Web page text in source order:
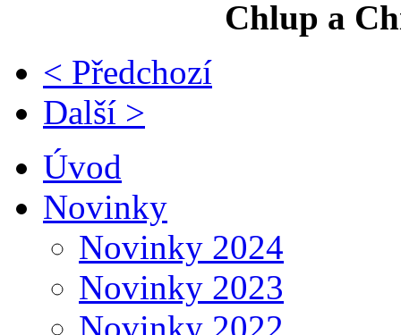
Chlup a
< Předchozí
Další >
Úvod
Novinky
Novinky 2024
Novinky 2023
Novinky 2022